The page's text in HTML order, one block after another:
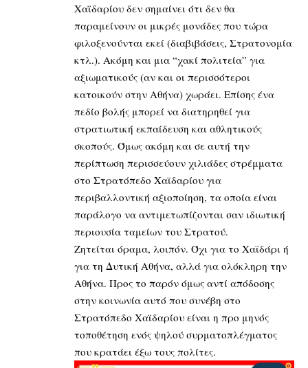
Χαϊδαρίου δεν σημαίνει ότι δεν θα
παραμείνουν οι μικρές μονάδες που τώρα
φιλοξενούνται εκεί (διαβιβάσεις, Στρατονομία
κτλ.). Ακόμη και μια “χακί πολιτεία” για
αξιωματικούς (αν και οι περισσότεροι
κατοικούν στην Αθήνα) χωράει. Επίσης ένα
πεδίο βολής μπορεί να διατηρηθεί για
στρατιωτική εκπαίδευση και αθλητικούς
σκοπούς. Όμως ακόμη και σε αυτή την
περίπτωση περισσεύουν χιλιάδες στρέμματα
στο Στρατόπεδο Χαϊδαρίου για
περιβαλλοντική αξιοποίηση, τα οποία είναι
παράλογο να αντιμετωπίζονται σαν ιδιωτική
περιουσία ταμείων του Στρατού.
Ζητείται όραμα, λοιπόν. Όχι για το Χαϊδάρι ή
για τη Δυτική Αθήνα, αλλά για ολόκληρη την
Αθήνα. Προς το παρόν όμως αντί απόδοσης
στην κοινωνία αυτό που συνέβη στο
Στρατόπεδο Χαϊδαρίου είναι η προ μηνός
τοποθέτηση ενός ψηλού συρματοπλέγματος
που κρατάει έξω τους πολίτες.